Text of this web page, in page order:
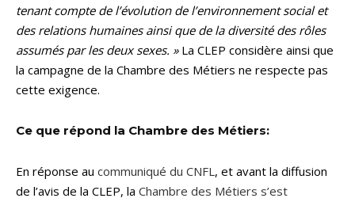
tenant compte de l’évolution de l’environnement social et
des relations humaines ainsi que de la diversité des rôles
assumés par les deux sexes. »La CLEP considère ainsi que
la campagne de la Chambre des Métiers ne respecte pas
cette exigence.
Ce que répond la Chambre des Métiers:
En réponse au communiqué du CNFL, et avant la diffusion
de l’avis de la CLEP, la Chambre des Métiers s’est